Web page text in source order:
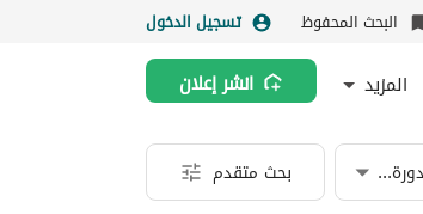
البحث المحفوظ تسجيل الدخول
المزيد انشر إعلان
غرفة & دورة مياه بحث متقدم